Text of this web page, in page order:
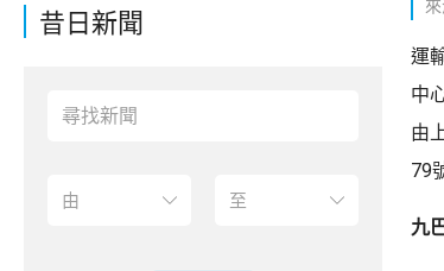
昔日新聞
運
中
由
79
九